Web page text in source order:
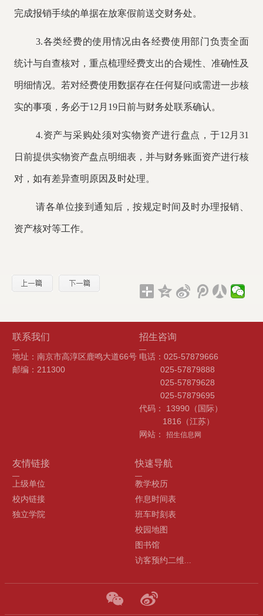
完成报销手续的单据在放寒假前送交财务处。
3.各类经费的使用情况由各经费使用部门负责全面
统计与自查核对，重点梳理经费支出的合规性、准确性及
明细情况。若对经费使用数据存在任何疑问或需进一步核
实的事项，务必于12月19日前与财务处联系确认。
4.资产与采购处须对实物资产进行盘点，于12月31
日前提供实物资产盘点明细表，并与财务账面资产进行核
对，如有差异查明原因及时处理。
请各单位接到通知后，按规定时间及时办理报销、
资产核对等工作。
联系我们
地址：南京市高淳区鹿鸣大道66号
邮编：211300
招生咨询
电话：025-57879666
025-57879888
025-57879628
025-57879695
代码： 13990（国际）
1816（江苏）
网站： 招生信息网
友情链接
上级单位
校内链接
独立学院
快速导航
教学校历
作息时间表
班车时刻表
校园地图
图书馆
访客预约二维...